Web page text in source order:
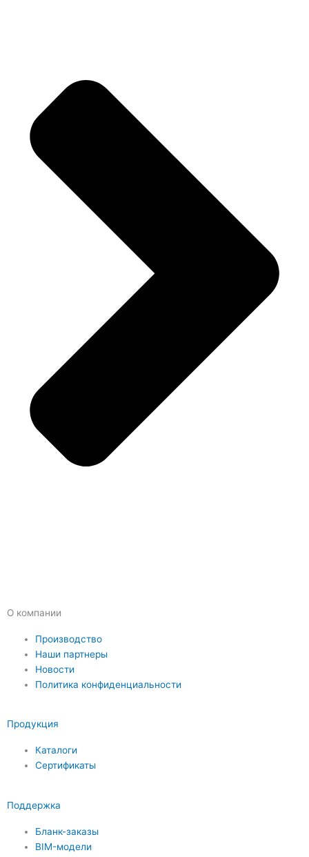
О компании
Производство
Наши партнеры
Новости
Политика конфиденциальности
Продукция
Каталоги
Сертификаты
Поддержка
Бланк-заказы
BIM-модели